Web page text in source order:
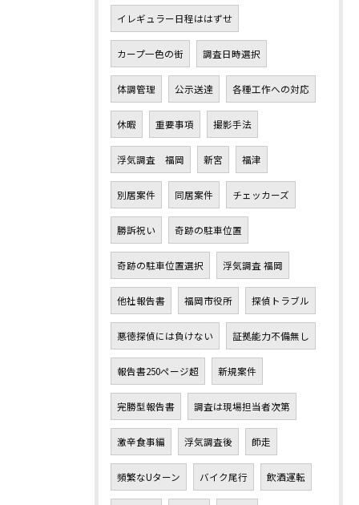
イレギュラー日程ははずせ
カープ一色の街 調査日時選択
体調管理 公示送達 各種工作への対応
休暇 重要事項 撮影手法
浮気調査 福岡 新宮 福津
別居案件 同居案件 チェッカーズ
勝訴祝い 奇跡の駐車位置
奇跡の駐車位置選択 浮気調査 福岡
他社報告書 福岡市役所 探偵トラブル
悪徳探偵には負けない 証拠能力不備無し
報告書250ページ超 新規案件
完勝型報告書 調査は現場担当者次第
激辛食事編 浮気調査後 師走
頻繁なUターン バイク尾行 飲酒運転